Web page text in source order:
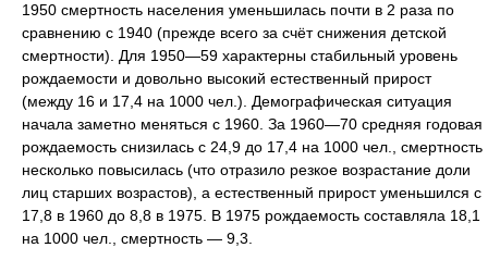
1950 смертность населения уменьшилась почти в 2 раза по
сравнению с 1940 (прежде всего за счёт снижения детской
смертности). Для 1950—59 характерны стабильный уровень
рождаемости и довольно высокий естественный прирост
(между 16 и 17,4 на 1000 чел.). Демографическая ситуация
начала заметно меняться с 1960. За 1960—70 средняя годовая
рождаемость снизилась с 24,9 до 17,4 на 1000 чел., смертность
несколько повысилась (что отразило резкое возрастание доли
лиц старших возрастов), а естественный прирост уменьшился с
17,8 в 1960 до 8,8 в 1975. В 1975 рождаемость составляла 18,1
на 1000 чел., смертность — 9,3.